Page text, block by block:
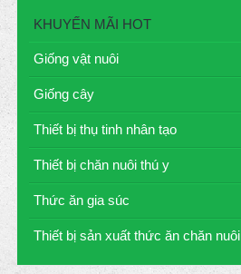
KHUYẾN MÃI HOT
Giống vật nuôi
Giống cây
Thiết bị thụ tinh nhân tạo
Thiết bị chăn nuôi thú y
Thức ăn gia súc
Thiết bị sản xuất thức ăn chăn nuôi